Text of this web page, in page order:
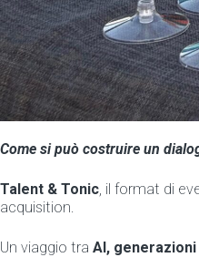
Come si può costruire un
Talent & Tonic, il format di
acquisition.
Un viaggio tra AI,